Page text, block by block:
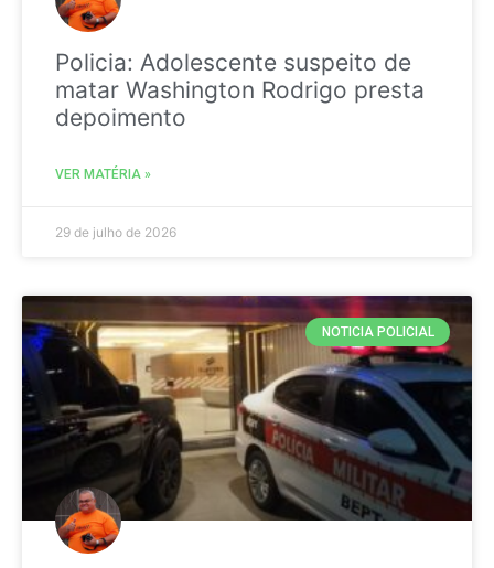
Policia: Adolescente suspeito de
matar Washington Rodrigo presta
depoimento
VER MATÉRIA »
29 de julho de 2026
NOTICIA POLICIAL